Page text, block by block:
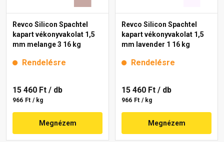
Revco Silicon Spachtel
kapart vékonyvakolat 1,5
mm melange 3 16 kg
Rendelésre
15 460 Ft / db
966 Ft / kg
Megnézem
Revco Silicon Spachtel
kapart vékonyvakolat 1,5
mm lavender 1 16 kg
Rendelésre
15 460 Ft / db
966 Ft / kg
Megnézem